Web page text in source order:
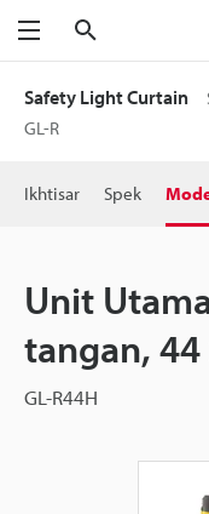
Menu
Safety Light Curtain
GL-R
Ikhtisar Spek
Unit
tangan,
GL-R44H